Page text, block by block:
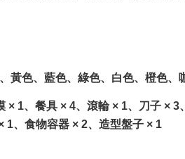
黃色、藍色、綠色、白色、橙色、
× 1、餐具 × 4、滾輪 × 1、刀子 ×
1、食物容器 × 2、造型盤子 × 1